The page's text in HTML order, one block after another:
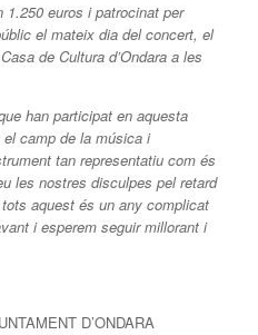
euros i patrocinat per
el mateix dia del concert, el
de Cultura d’Ondara a les
han participat en aquesta
camp de la música i
tan representatiu com és
les nostres disculpes pel retard
aquest és un any complicat
i esperem seguir millorant i
D’ONDARA